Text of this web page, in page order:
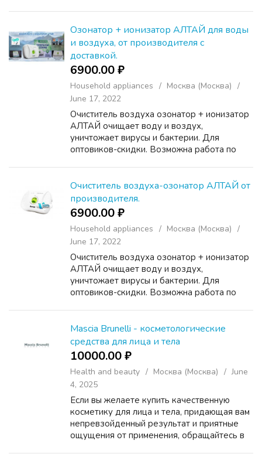
Возможны разные варианты оконч...
Озонатор + ионизатор АЛТАЙ для воды
и воздуха, от производителя с
доставкой.
6900.00 ₽
Household appliances
Москва (Москва)
June 17, 2022
Очиститель воздуха озонатор + ионизатор
АЛТАЙ очищает воду и воздух,
уничтожает вирусы и бактерии. Для
оптовиков-скидки. Возможна работа по
Он простой в эксплуатации, не тре...
Очиститель воздуха-озонатор АЛТАЙ от
производителя.
6900.00 ₽
Household appliances
Москва (Москва)
June 17, 2022
Очиститель воздуха озонатор + ионизатор
АЛТАЙ очищает воду и воздух,
уничтожает вирусы и бактерии. Для
оптовиков-скидки. Возможна работа по
Он простой в эксплуатации, не тре...
Mascia Brunelli - косметологические
средства для лица и тела
10000.00 ₽
Health and beauty Москва (Москва)
June
4, 2025
Если вы желаете купить качественную
косметику для лица и тела, придающая вам
непревзойденный результат и приятные
ощущения от применения, обращайтесь в